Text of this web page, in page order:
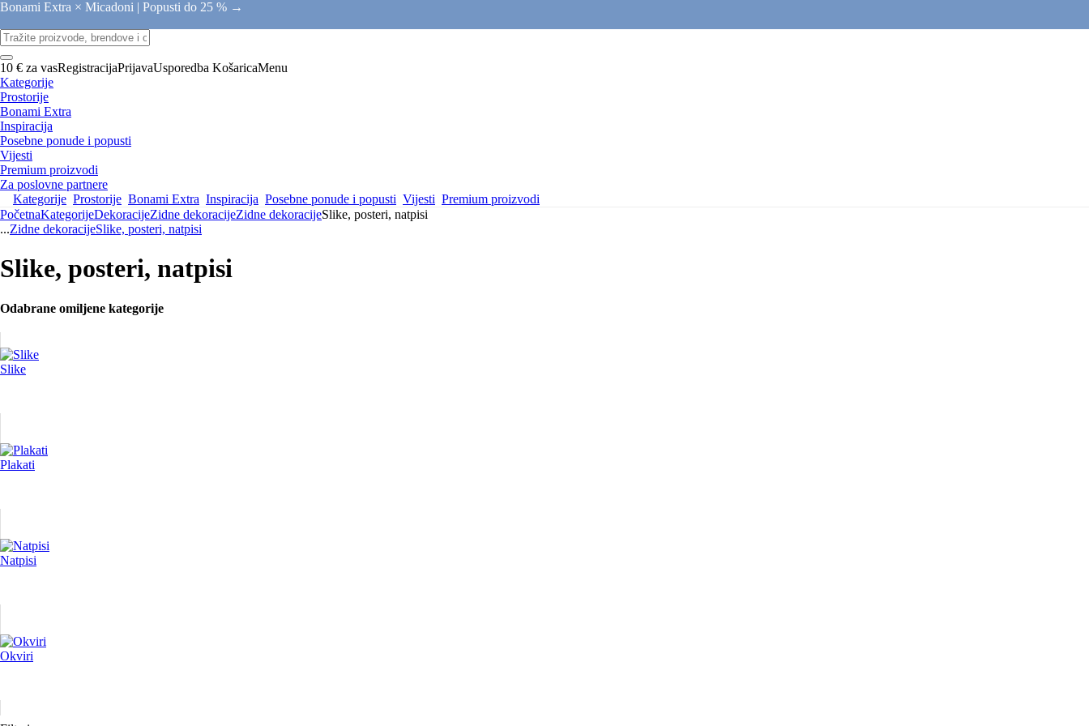
Bonami Extra × Micadoni | Popusti do 25 % →
10 € za vasRegistracijaPrijavaUsporedba KošaricaMenu
Kategorije
Prostorije
Bonami Extra
Inspiracija
Posebne ponude i popusti
Vijesti
Premium proizvodi
Za poslovne partnere
Kategorije Prostorije Bonami Extra Inspiracija Posebne ponude i popusti Vijesti Premium proizvodi
PočetnaKategorijeDekoracijeZidne dekoracijeZidne dekoracijeSlike, posteri, natpisi
...Zidne dekoracijeSlike, posteri, natpisi
Slike, posteri, natpisi
Odabrane omiljene kategorije
Slike
Plakati
Natpisi
Okviri